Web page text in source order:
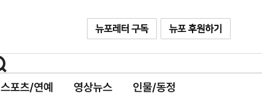
스포츠/연예 영상뉴스 인물/동정